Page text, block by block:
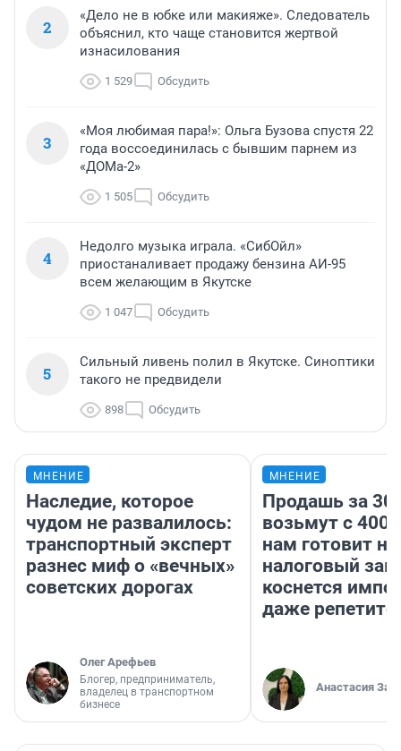
2
«Дело не в юбке или макияже». Следователь
объяснил, кто чаще становится жертвой
изнасилования
1 529 Обсудить
3
«Моя любимая пара!»: Ольга Бузова спустя 22
года воссоединилась с бывшим парнем из
«ДОМа-2»
1 505 Обсудить
4
Недолго музыка играла. «СибОйл»
приостаналивает продажу бензина АИ-95
всем желающим в Якутске
1 047 Обсудить
5
Сильный ливень полил в Якутске. Синоптики
такого не предвидели
898 Обсудить
МНЕНИЕ
Наследие, которое
чудом не развалилось:
транспортный эксперт
разнес миф о «вечных»
советских дорогах
Олег Арефьев
Блогер, предприниматель,
владелец в транспортном
бизнесе
МНЕНИЕ
Продашь за
возьмут с
нам готовит
налоговый
коснется
даже
Анастасия